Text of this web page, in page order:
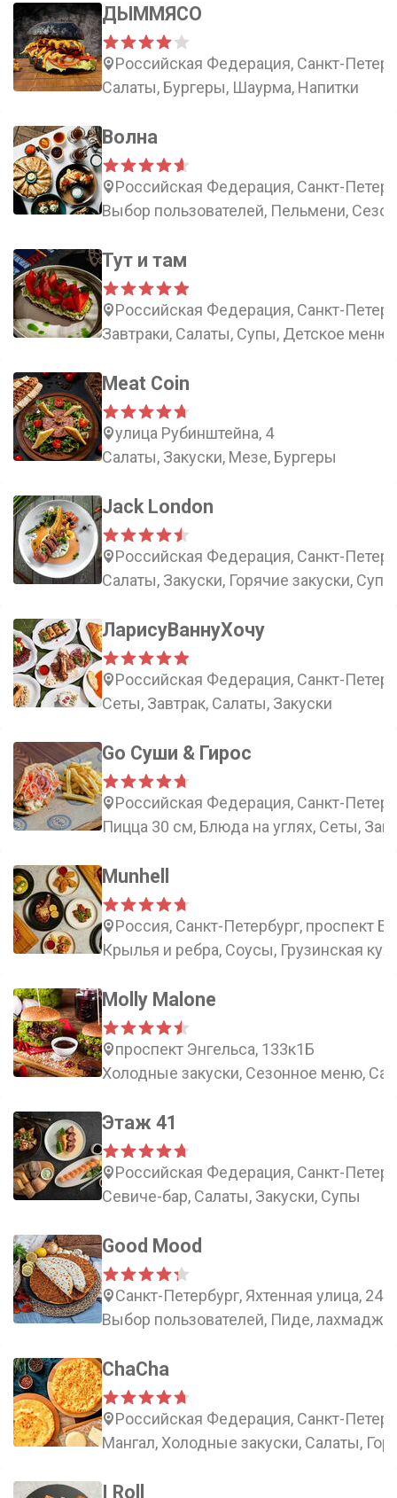
ДЫММЯСО
Российская Федерация, Санкт-
Салаты, Бургеры, Шаурма, Напитки
Волна
Российская Федерация, Санкт-
Выбор пользователей, Пельмени,
Тут и там
Российская Федерация, Санкт-
Завтраки, Салаты, Супы, Детское меню
Meat Coin
улица Рубинштейна, 4
Салаты, Закуски, Мезе, Бургеры
Jack London
Российская Федерация, Санкт-
Салаты, Закуски, Горячие закуски, Супы
ЛарисуВаннуХочу
Российская Федерация, Санкт-
Сеты, Завтрак, Салаты, Закуски
Go Суши & Гирос
Российская Федерация, Санкт-
Пицца 30 см, Блюда на углях, Сеты,
Munhell
Россия, Санкт-Петербург, проспект
Крылья и ребра, Соусы, Грузинская
Molly Malone
проспект Энгельса, 133к1Б
Холодные закуски, Сезонное меню,
Этаж 41
Российская Федерация, Санкт-
Севиче-бар, Салаты, Закуски, Супы
Good Mood
Санкт-Петербург, Яхтенная улица,
Выбор пользователей, Пиде,
ChaCha
Российская Федерация, Санкт-
Мангал, Холодные закуски, Салаты,
I Roll